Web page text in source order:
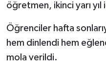
öğretmen, ikinci yarı yıl
Öğrenciler hafta
hem dinlendi hem
mola verildi.